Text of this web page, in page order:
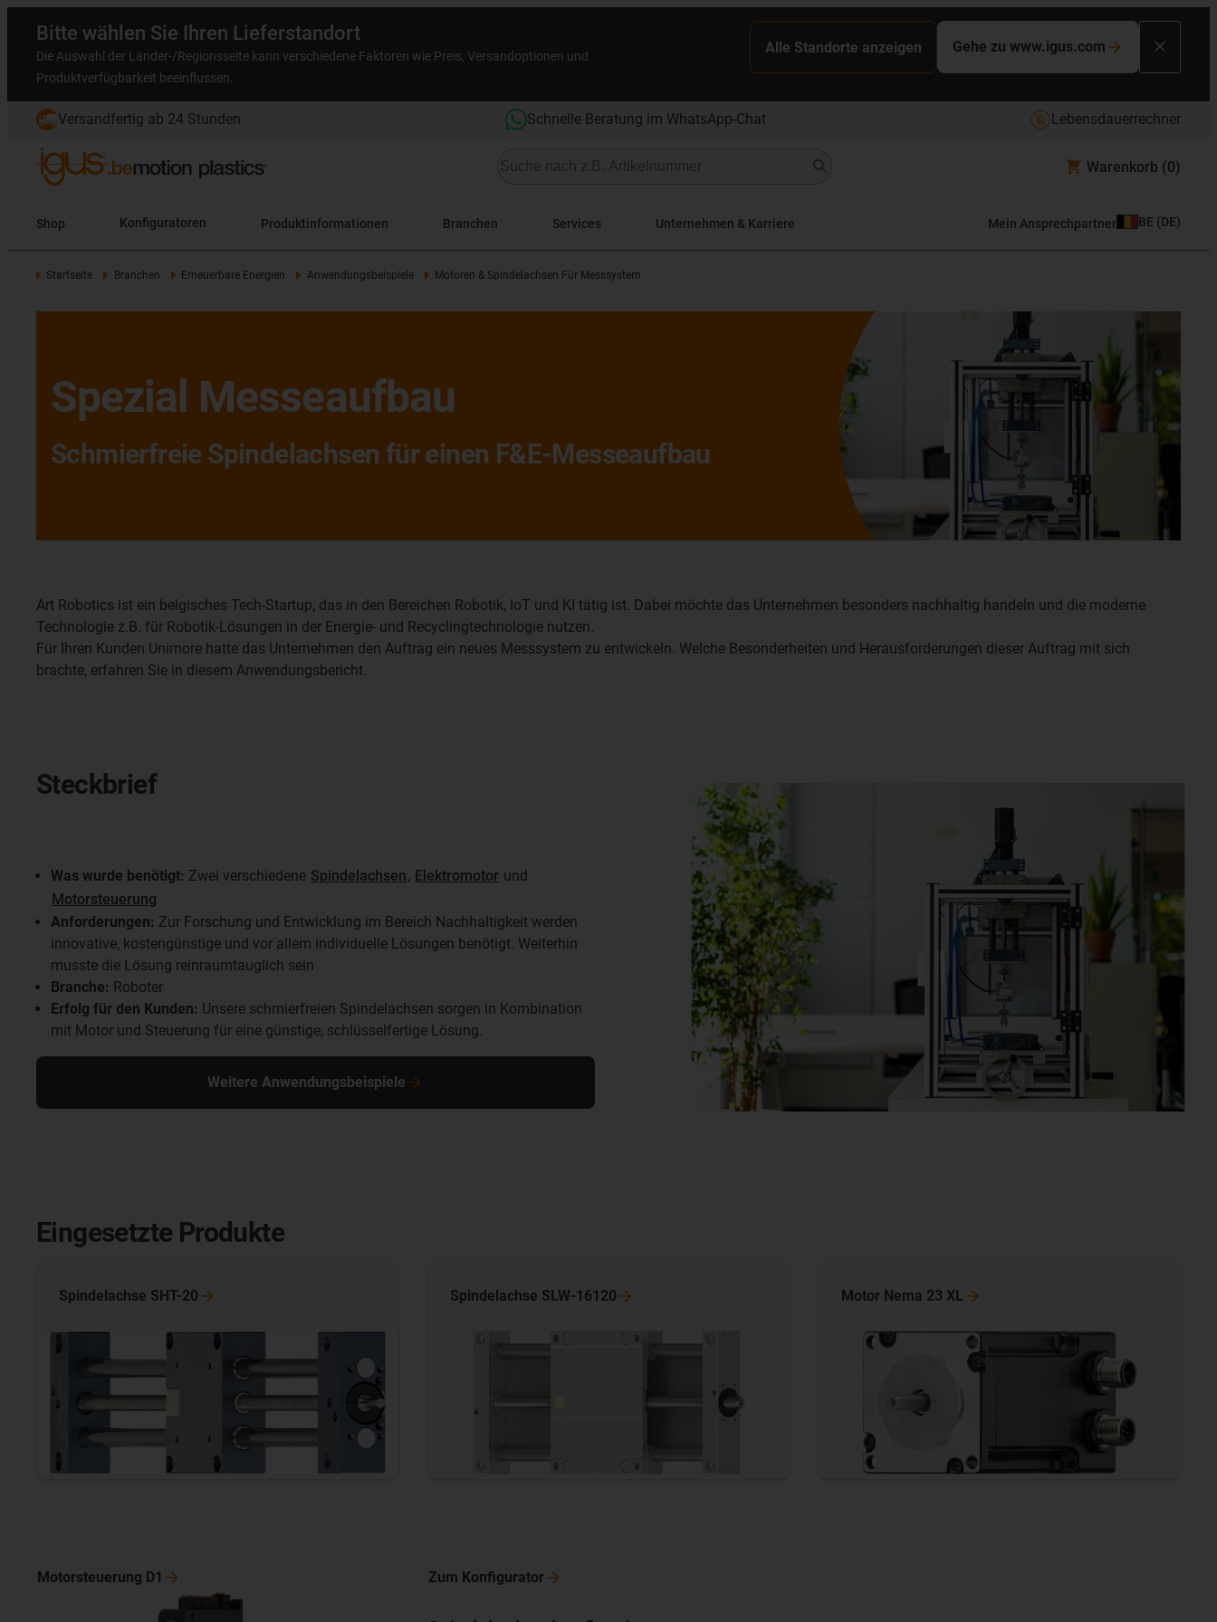
Bitte wählen Sie Ihren Lieferstandort
Die Auswahl der Länder-/Regionsseite kann verschiedene Faktoren wie Preis, Versandoptionen und
Produktverfügbarkeit beeinflussen.
Alle Standorte anzeigen Gehe zu www.igus.com
Versandfertig ab 24 Stunden Schnelle Beratung im WhatsApp-Chat Lebensdauerrechner
Warenkorb (0)
Shop Konfiguratoren Produktinformationen Branchen Services Unternehmen & Karriere Mein Ansprechpartner BE (DE)
Startseite Branchen Erneuerbare Energien Anwendungsbeispiele Motoren & Spindelachsen Für Messsystem
Spezial Messeaufbau
Schmierfreie Spindelachsen für einen F&E-Messeaufbau
Art Robotics ist ein belgisches Tech-Startup, das in den Bereichen Robotik, IoT und KI tätig ist. Dabei möchte das Unternehmen besonders nachhaltig handeln und die moderne
Technologie z.B. für Robotik-Lösungen in der Energie- und Recyclingtechnologie nutzen.
Für Ihren Kunden Unimore hatte das Unternehmen den Auftrag ein neues Messsystem zu entwickeln. Welche Besonderheiten und Herausforderungen dieser Auftrag mit sich
brachte, erfahren Sie in diesem Anwendungsbericht.
Steckbrief
Was wurde benötigt: Zwei verschiedene Spindelachsen, Elektromotor und
Motorsteuerung
Anforderungen: Zur Forschung und Entwicklung im Bereich Nachhaltigkeit werden
innovative, kostengünstige und vor allem individuelle Lösungen benötigt. Weiterhin
musste die Lösung reinraumtauglich sein
Branche: Roboter
Erfolg für den Kunden: Unsere schmierfreien Spindelachsen sorgen in Kombination
mit Motor und Steuerung für eine günstige, schlüsselfertige Lösung.
Weitere Anwendungsbeispiele
Eingesetzte Produkte
Spindelachse SHT-20 Spindelachse SLW-16120 Motor Nema 23 XL
Motorsteuerung D1 Zum Konfigurator